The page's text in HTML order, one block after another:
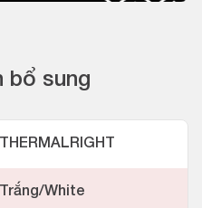
bổ sung
THERMALRIGHT
Trắng/White